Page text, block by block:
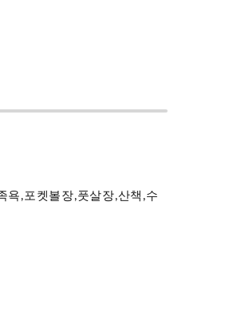
,포켓볼장,풋살장,산책,수